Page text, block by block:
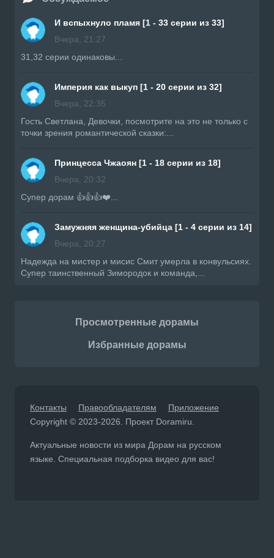
И вспыхнуло пламя [1 - 33 серии из 33]
Вчера, 21:27
31,32 серии одинаковы...
Империя как выкуп [1 - 20 серии из 32]
Вчера, 22:35
Гость Светлана, Девочки, посмотрите на это не только с
точки зрения романтической сказки:...
Принцесса Чжаоян [1 - 18 серии из 18]
Вчера, 20:32
Супер дорам 👍👍👍❤️...
Замужняя женщина-убийца [1 - 4 серии из 14]
Вчера, 20:27
Надежда на мистер и мисис Смит умерла в конвульсиях.
Супер таинственный Зимородок и команда,...
Просмотренные дорамы
Избранные дорамы
Контакты Правообладателям
Приложение
Copyright © 2023-2026. Проект Doramiru.
Актуальные новости из мира Дорам на русском
языке. Специальная подборка видео для вас!